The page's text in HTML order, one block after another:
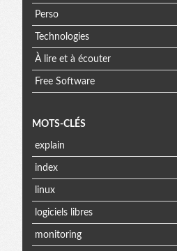
Perso
Technologies
À lire et à écouter
Free Software
MOTS-CLÉS
explain
index
linux
logiciels libres
monitoring